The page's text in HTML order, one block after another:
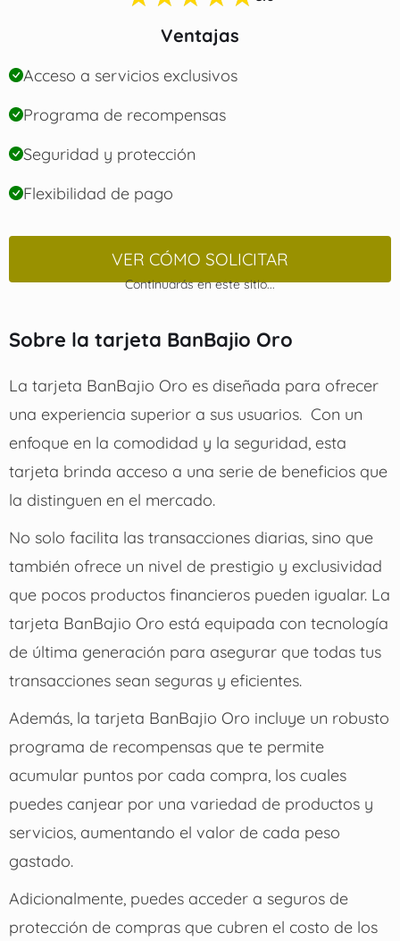
Ventajas
Acceso a servicios exclusivos
Programa de recompensas
Seguridad y protección
Flexibilidad de pago
VER CÓMO SOLICITAR
Continuarás en este sitio...
Sobre la tarjeta BanBajio Oro
La tarjeta BanBajio Oro es diseñada para ofrecer
una experiencia superior a sus usuarios. Con un
enfoque en la comodidad y la seguridad, esta
tarjeta brinda acceso a una serie de beneficios que
la distinguen en el mercado.
No solo facilita las transacciones diarias, sino que
también ofrece un nivel de prestigio y exclusividad
que pocos productos financieros pueden igualar. La
tarjeta BanBajio Oro está equipada con tecnología
de última generación para asegurar que todas tus
transacciones sean seguras y eficientes.
Además, la tarjeta BanBajio Oro incluye un robusto
programa de recompensas que te permite
acumular puntos por cada compra, los cuales
puedes canjear por una variedad de productos y
servicios, aumentando el valor de cada peso
gastado.
Adicionalmente, puedes acceder a seguros de
protección de compras que cubren el costo de los